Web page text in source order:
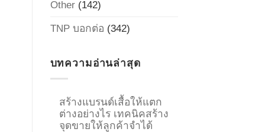
Other(142)
TNP บอกต่อ (342)
บทความอ่านล่าสุด
สร้างแบรนด์เสื้อให้แตก
ต่างอย่างไร เทคนิคสร้าง
จุดขายให้ลูกค้าจำได้